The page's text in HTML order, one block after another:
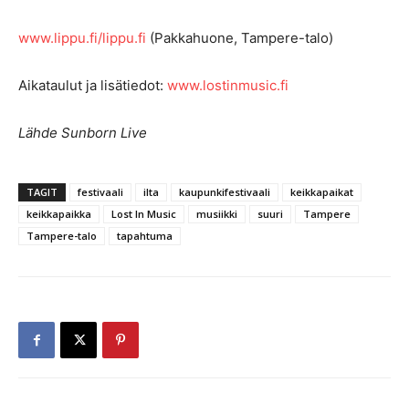
www.lippu.fi/lippu.fi (Pakkahuone, Tampere-talo)
Aikataulut ja lisätiedot: www.lostinmusic.fi
Lähde Sunborn Live
TAGIT festivaali ilta kaupunkifestivaali
keikkapaikat
keikkapaikka
Lost In Music musiikki suuri
Tampere
Tampere-talo
tapahtuma